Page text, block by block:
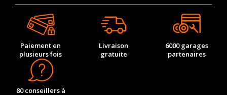
Pour asseoir son savoir-faire, Hankook ne cesse de repousser les
limites de la performance à travers le sport automobile. Fournisseur
officiel des pneus de la Formule E depuis 2023 et futur fournisseur du
Championnat du Monde des Rallyes (WRC) en 2025, la marque prouve
exigences les plus extrêmes. En parallèle, Hankook renforce son image
de marque en étant partenaire officiel de l’UEFA Europa League et du
Real Madrid, illustrant ainsi son dynamisme et son ambition de
rayonner à l’international.
Avec des gammes adaptées aux nouveaux modes de mobilité et une
expertise technique reconnue, Hankook façonne le futur du
Paiement en
plusieurs fois
Livraison
gratuite
6000 garages
partenaires
80 conseillers à